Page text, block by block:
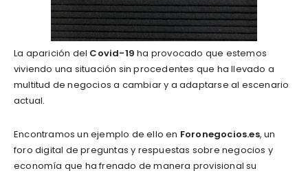
La aparición del Covid-19 ha provocado que estemos
viviendo una situación sin procedentes que ha llevado a
multitud de negocios a cambiar y a adaptarse al escenario
actual.
Encontramos un ejemplo de ello en Foronegocios.es, un
foro digital de preguntas y respuestas sobre negocios y
economía que ha frenado de manera provisional su